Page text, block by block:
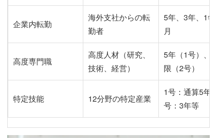
企業内転勤
海外支社からの転
勤者
5年、3年、1
月
高度専門職
高度人材（研究、
技術、経営）
5年（1号）、
限（2号）
特定技能 12分野の特定産業
1号：通算5年
号：3年等